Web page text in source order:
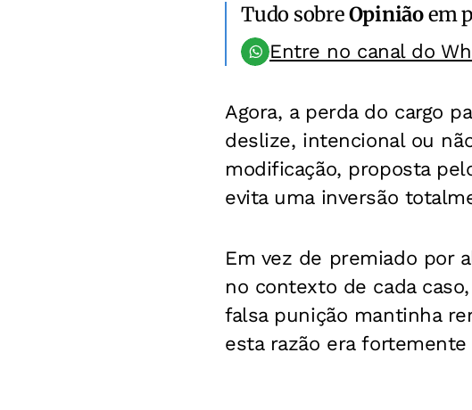
Tudo sobreOpiniãoem
Entre no canal do
Agora, a perda do cargo
deslize, intencional ou
modificação, proposta
evita uma inversão
Em vez de premiado por
no contexto de cada
falsa punição mantinha
esta razão era